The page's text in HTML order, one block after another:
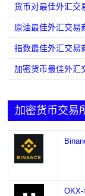
货币对最佳外汇交
原油最佳外汇交易
指数最佳外汇交易
加密货币最佳外汇
加密货币交易
OKX-